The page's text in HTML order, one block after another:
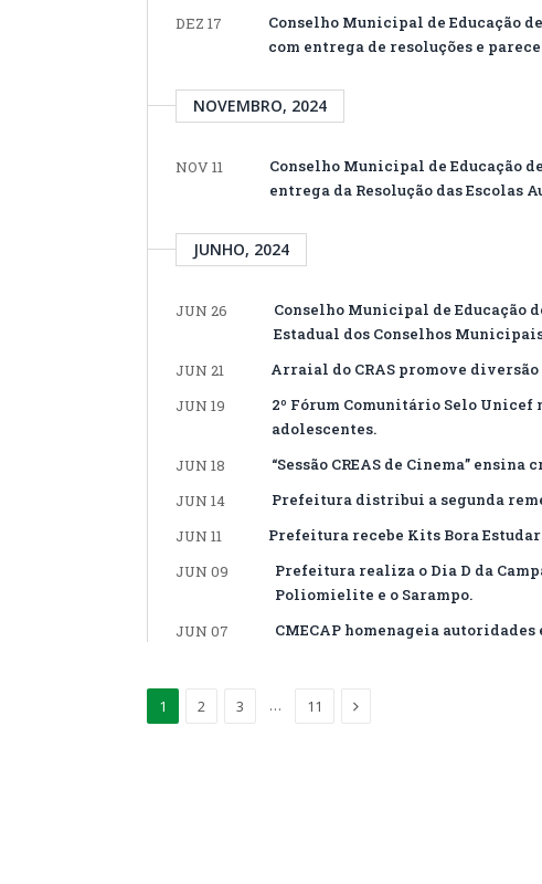
DEZ 17
Conselho Municipal de Educação
com entrega de resoluções e
NOVEMBRO, 2024
NOV 11
Conselho Municipal de Educação
entrega da Resolução das Escolas
JUNHO, 2024
JUN 26
Conselho Municipal de Educação
Estadual dos Conselhos
JUN 21
Arraial do CRAS promove
JUN 19
2º Fórum Comunitário Selo
adolescentes.
JUN 18
“Sessão CREAS de Cinema”
JUN 14
Prefeitura distribui a segunda
JUN 11
Prefeitura recebe Kits Bora
JUN 09
Prefeitura realiza o Dia D da
Poliomielite e o Sarampo.
JUN 07
CMECAP homenageia
1 2 3 … 11 Proximo